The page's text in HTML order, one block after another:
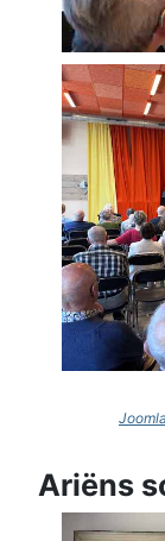
Ariëns